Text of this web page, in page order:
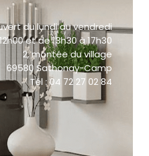
du lundi au vendredi
et de 13h30 à 17h30
2, montée du village
69580 Sathonay-Camp
Tél : 04 72 27 02 84